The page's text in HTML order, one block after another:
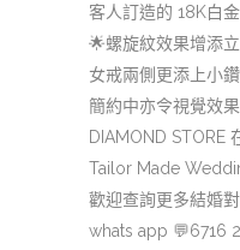
客人訂造的 18K白
🌟螺旋紋效果增添
女戒兩側更添上小
簡約中亦令視覺效
DIAMOND STORE
Tailor Made
歡迎查詢更多結婚
whats app 💬6716